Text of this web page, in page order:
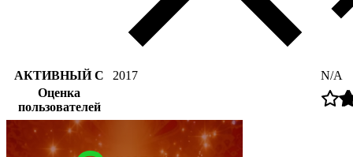
АКТИВНЫЙ С 2017
N/A
Оценка
пользователей